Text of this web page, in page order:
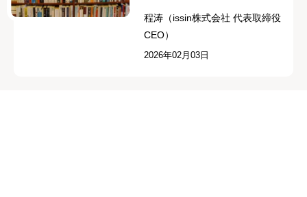
程涛（issin株式会社 代表取締役
CEO）
2026年02月03日